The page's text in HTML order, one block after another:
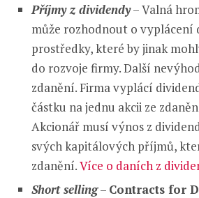
Příjmy z dividendy– Valná
může rozhodnout o vyplácení
prostředky, které by jinak
do rozvoje firmy. Další
zdanění. Firma vyplácí
částku na jednu akcii ze
Akcionář musí výnos z
svých kapitálových příjmů,
zdanění.Více o daních z
Short selling– Contracts for